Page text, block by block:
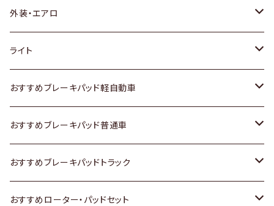
トヨタ
ホンダ
スズキ
日産
いすゞ
ダイハツ
外装・エアロ
トヨタ
ホンダ
スズキ
日産
いすゞ
ライト
トヨタ
スズキ
日産
いすゞ
おすすめブレーキパッド軽自動車
トヨタ
ホンダ
スズキ
おすすめブレーキパッド普通車
トヨタ
ホンダ
おすすめブレーキパッドトラック
トヨタ
おすすめローター・パッドセット